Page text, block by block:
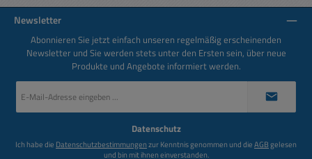
Newsletter
Abonnieren Sie jetzt einfach unseren regelmäßig erscheinenden
Newsletter und Sie werden stets unter den Ersten sein, über neue
Produkte und Angebote informiert werden.
Mail-
Datenschutz
Ich habe die Datenschutzbestimmungenzur Kenntnis genommen und dieAGBgelesen
und bin mit ihnen einverstanden.